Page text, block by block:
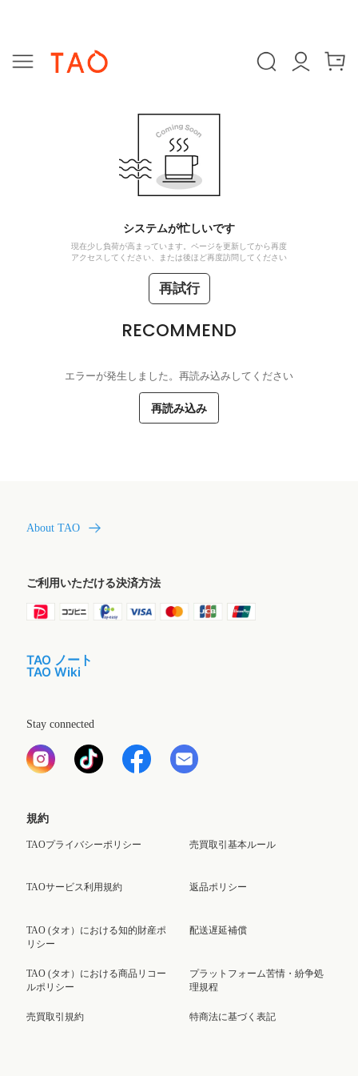
システムが忙しいです
現在少し負荷が高まっています。ページを更新してから再度
アクセスしてください、または後ほど再度訪問してください
再試行
RECOMMEND
エラーが発生しました。再読み込みしてください
再読み込み
About TAO
ご利用いただける決済方法
TAO ノート
TAO Wiki
Stay connected
規約
TAOプライバシーポリシー
TAOサービス利用規約
TAO (タオ）における知的財産ポ
リシー
TAO (タオ）における商品リコー
ルポリシー
売買取引規約
売買取引基本ルール
返品ポリシー
配送遅延補償
プラットフォーム苦情・紛争処
理規程
特商法に基づく表記